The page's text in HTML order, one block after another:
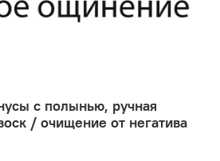
с полынью, ручная
/ очищение от негатива